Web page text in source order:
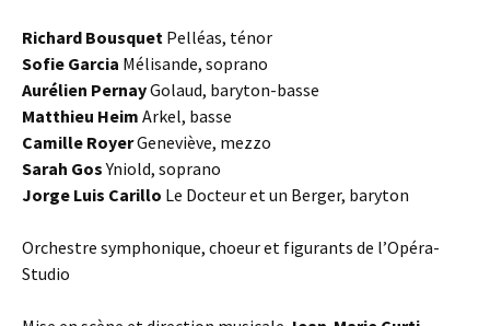
Richard Bousquet Pelléas, ténor
Sofie Garcia Mélisande, soprano
Aurélien PernayGolaud, baryton-basse
Matthieu Heim Arkel, basse
Camille RoyerGeneviève, mezzo
Sarah GosYniold, soprano
Jorge Luis Carillo Le Docteur et un Berger, baryton
Orchestre symphonique, choeur et figurants de l’Opéra-
Studio